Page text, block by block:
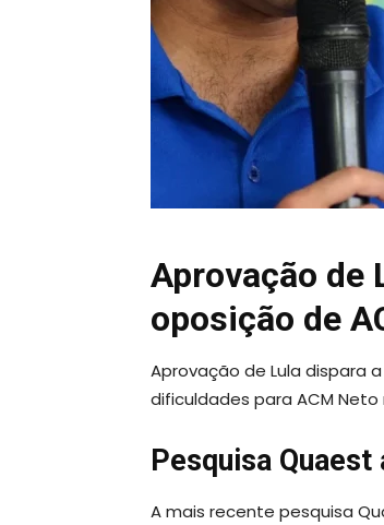
Aprovação de
oposição de
Aprovação de Lula dispara
dificuldades para ACM Neto
Pesquisa
A mais recente pesquisa